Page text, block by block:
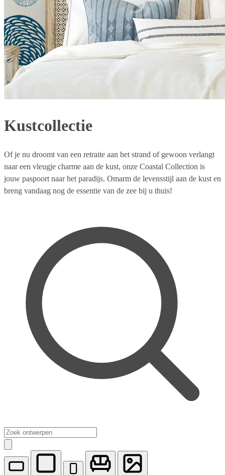
Kustcollectie
Of je nu droomt van een retraite aan het strand of gewoon verlangt
naar een vleugje charme aan de kust, onze Coastal Collection is
jouw paspoort naar het paradijs. Omarm de levensstijl aan de kust en
breng vandaag nog de essentie van de zee bij u thuis!